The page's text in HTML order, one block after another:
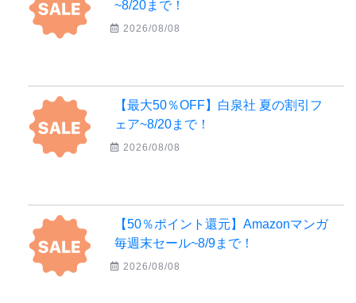
~8/20まで！
2026/08/08
【最大50％OFF】白泉社 夏の割引フ
ェア~8/20まで！
2026/08/08
【50％ポイント還元】Amazonマンガ
毎週末セール~8/9まで！
2026/08/08